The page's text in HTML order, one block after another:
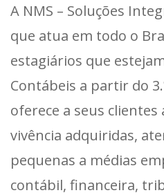
A NMS – Soluções
que atua em todo o
estagiários que
Contábeis a partir do
oferece a seus clientes
vivência adquiridas,
pequenas a médias
contábil, financeira,